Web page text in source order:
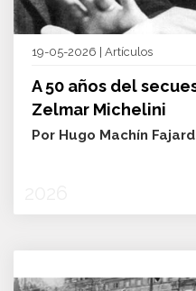
19-05-2026 | Artículos
A 50 años del
Zelmar Michelini
Por Hugo Machín